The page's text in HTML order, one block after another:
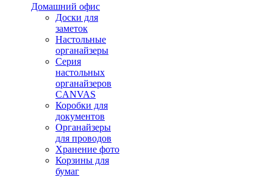
Домашний офис
Доски для
заметок
Настольные
органайзеры
Серия
настольных
органайзеров
CANVAS
Коробки для
документов
Органайзеры
для проводов
Хранение фото
Корзины для
бумаг